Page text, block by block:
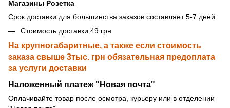
Магазины Розетка
Срок доставки для большинства заказов составляет 5-7 дней
Стоимость доставки 49 грн
На крупногабаритные, а также если стоимость
заказа свыше 3тыс. грн обязательная предоплата
за услуги доставки
Наложенный платеж "Новая почта"
Оплачивайте товар после осмотра, курьеру или в отделении